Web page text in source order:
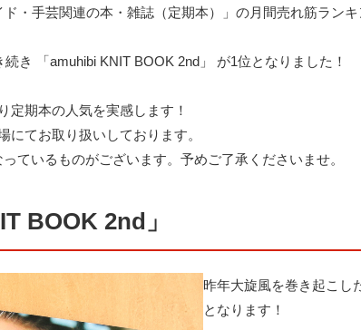
・手芸関連の本・雑誌（定期本）」の月間売れ筋ラン
き 「amuhibi KNIT BOOK 2nd」 が1位となりました！
定期本の人気を実感します！
にてお取り扱いしております。
ているものがございます。予めご了承くださいませ。
BOOK 2nd」
昨年大旋風を巻き起こし
となります！